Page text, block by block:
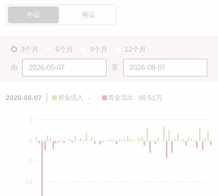
牛证 熊证
3个月 6个月 9个月 12个月
由 至
2026-08-07 资金流入 - 资金流出 98.51万
0
-10
-5
5